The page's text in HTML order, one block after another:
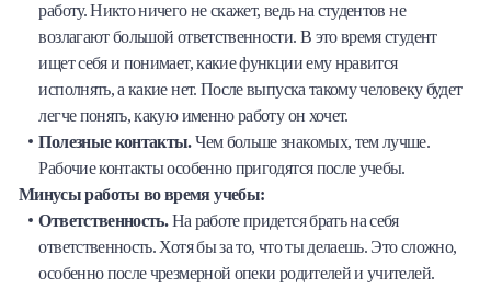
работу. Никто ничего не скажет, ведь на студентов не
возлагают большой ответственности. В это время студент
ищет себя и понимает, какие функции ему нравится
исполнять, а какие нет. После выпуска такому человеку будет
легче понять, какую именно работу он хочет.
Полезные контакты.Чем больше знакомых, тем лучше.
Рабочие контакты особенно пригодятся после учебы.
Минусы работы во время учебы:
Ответственность.На работе придется брать на себя
ответственность. Хотя бы за то, что ты делаешь. Это сложно,
особенно после чрезмерной опеки родителей и учителей.